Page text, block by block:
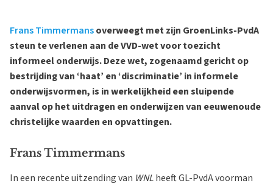
Frans Timmermansoverweegt met zijn GroenLinks-PvdA
steun te verlenen aan de VVD-wet voor toezicht
informeel onderwijs. Deze wet, zogenaamd gericht op
bestrijding van ‘haat’ en ‘discriminatie’ in informele
onderwijsvormen, is in werkelijkheid een sluipende
aanval op het uitdragen en onderwijzen van eeuwenoude
christelijke waarden en opvattingen.
Frans Timmermans
In een recente uitzending van WNLheeft GL-PvdA voorman